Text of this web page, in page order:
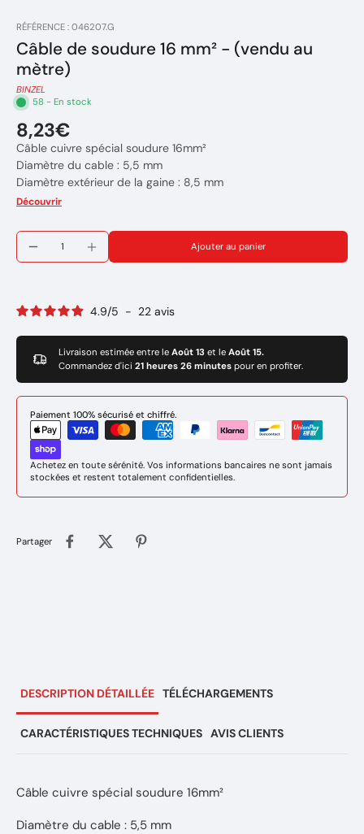
RÉFÉRENCE : 046207.G
Câble de soudure 16 mm² - (vendu au
mètre)
BINZEL
58 - En stock
8,23€
Câble cuivre spécial soudure 16mm²
Diamètre du cable : 5,5 mm
Diamètre extérieur de la gaine : 8,5 mm
Normes : CE
Si vous souhaitez 2 mètres linéaire de câble, vous devez
commander 2 pièces dans votre panier.
Découvrir
Ajouter au panier
4.9/5 - 22 avis
Livraison estimée entre le Août 13 et le Août 15.
Commandez d'ici 21 heures 26 minutes pour en profiter.
Paiement 100% sécurisé et chiffré.
Achetez en toute sérénité. Vos informations bancaires ne sont jamais
stockées et restent totalement confidentielles.
Partager
DESCRIPTION DÉTAILLÉE TÉLÉCHARGEMENTS
CARACTÉRISTIQUES TECHNIQUES AVIS CLIENTS
Câble cuivre spécial soudure 16mm²
Diamètre du cable : 5,5 mm